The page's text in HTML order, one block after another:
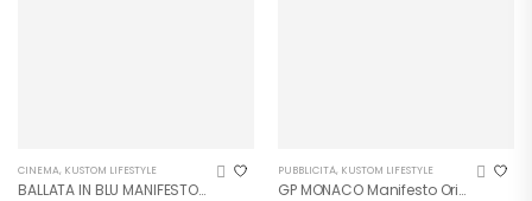
CINEMA, KUSTOM LIFESTYLE
BALLATA IN BLU MANIFESTO 1966
PUBBLICITÀ, KUSTOM LIFESTYLE
GP MONACO Manifesto Originale 1970